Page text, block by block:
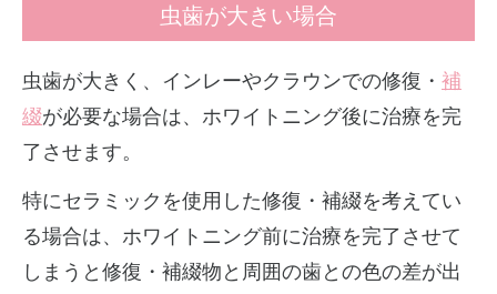
虫歯が大きい場合
虫歯が大きく、インレーやクラウンでの修復・ 補
綴が必要な場合は、ホワイトニング後に治療を完
了させます。
特にセラミックを使用した修復・補綴を考えてい
る場合は、ホワイトニング前に治療を完了させて
しまうと修復・補綴物と周囲の歯との色の差が出